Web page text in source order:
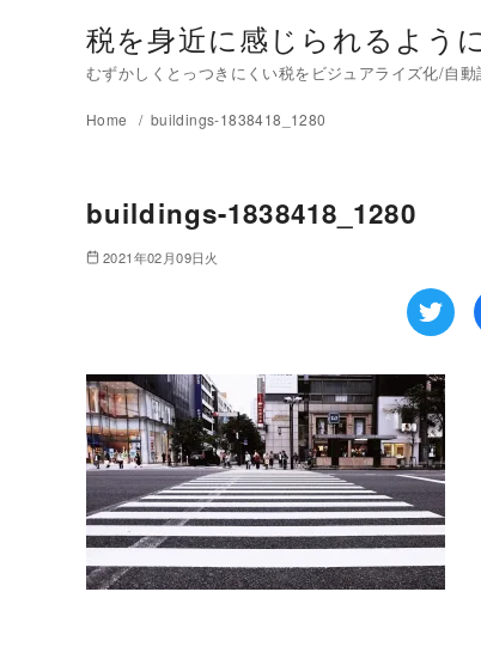
税を身近に感じられるよう
むずかしくとっつきにくい税をビジュアライズ化/自
Home buildings-1838418_1280
buildings-1838418_1280
2021年02月09日火